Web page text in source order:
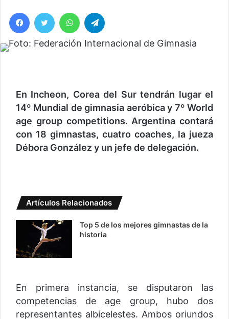
En Incheon, Corea del Sur tendrán lugar el
14º Mundial de gimnasia aeróbica y 7º World
age group competitions. Argentina contará
con 18 gimnastas, cuatro coaches, la jueza
Débora González y un jefe de delegación.
Artículos Relacionados
Top 5 de los mejores gimnastas de la
historia
En primera instancia, se disputaron las
competencias de age group, hubo dos
representantes albicelestes. Ambos oriundos